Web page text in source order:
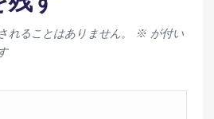
れることはありません。 ※が付い